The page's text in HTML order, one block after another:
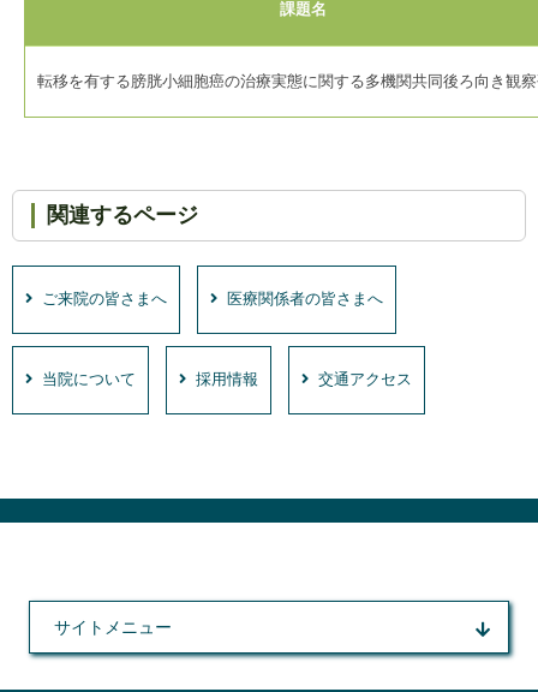
課題名
転移を有する膀胱小細胞癌の治療実態に関する多機関共同後ろ向き観
関連するページ
ご来院の皆さまへ 医療関係者の皆さまへ
当院について 採用情報 交通アクセス
サイトメニュー